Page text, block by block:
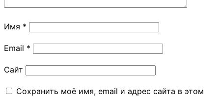
Имя *
Email *
Сайт
Сохранить моё имя, email и адрес сайта в этом